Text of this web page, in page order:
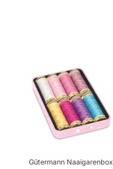
Gütermann Naaigarenbox